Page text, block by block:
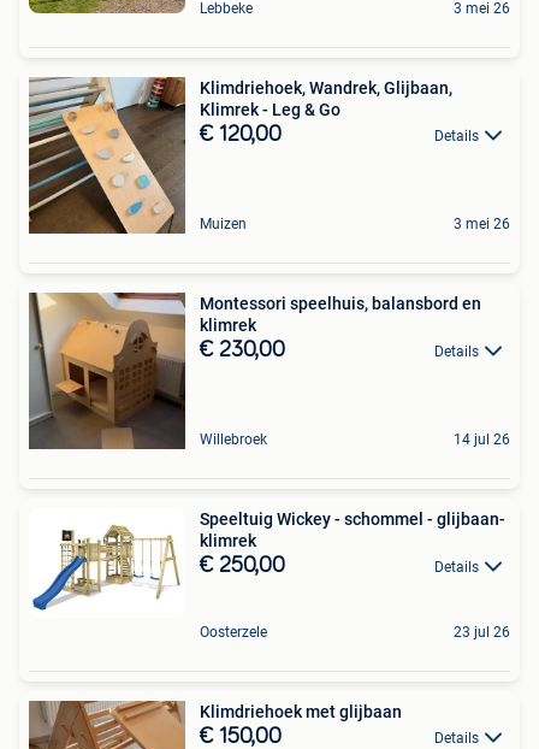
Lebbeke 3 mei 26
Klimdriehoek, Wandrek, Glijbaan,
Klimrek - Leg & Go
€ 120,00 Details
Muizen 3 mei 26
Montessori speelhuis, balansbord en
klimrek
€ 230,00 Details
Willebroek 14 jul 26
Speeltuig Wickey - schommel - glijbaan-
klimrek
€ 250,00 Details
Oosterzele 23 jul 26
Klimdriehoek met glijbaan
€ 150,00 Details